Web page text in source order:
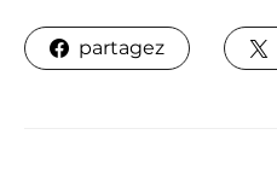
partagez